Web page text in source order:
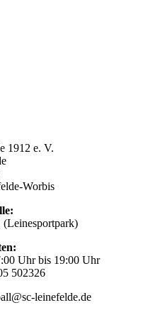
1912 e. V.
Worbis
(Leinesportpark)
Uhr bis 19:00 Uhr
502326
leinefelde.de